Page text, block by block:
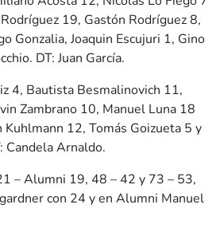
19, Gastón Rodríguez 8,
Gonzalia, Joaquin Escujuri 1, Gino
DT: Juan García.
4, Bautista Besmalinovich 11,
Zambrano 10, Manuel Luna 18
Kuhlmann 12, Tomás Goizueta 5 y
Candela Arnaldo.
– Alumni 19, 48 – 42 y 73 – 53,
con 24 y en Alumni Manuel